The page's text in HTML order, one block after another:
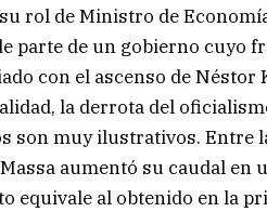
rol de Ministro de
parte de un gobierno cuyo
con el ascenso de Néstor
la derrota del
son muy ilustrativos. Entre
aumentó su caudal
equivale al obtenido en la